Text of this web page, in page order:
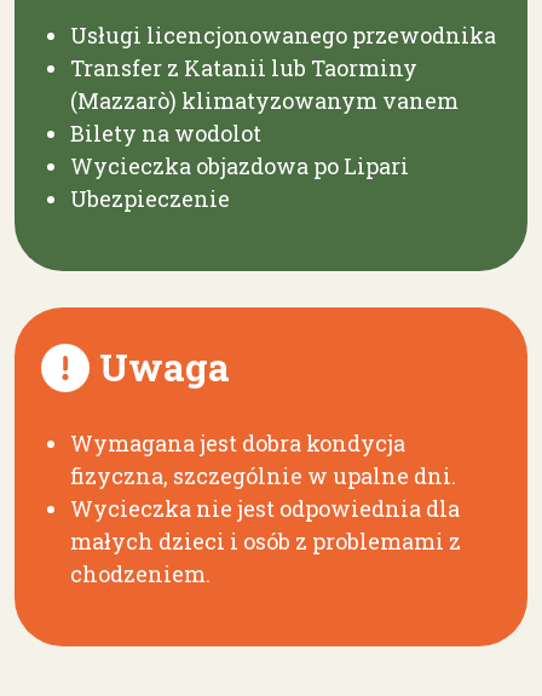
Usługi licencjonowanego przewodnika
Transfer z Katanii lub Taorminy
(Mazzarò) klimatyzowanym vanem
Bilety na wodolot
Wycieczka objazdowa po Lipari
Ubezpieczenie
Uwaga
Wymagana jest dobra kondycja
fizyczna, szczególnie w upalne dni.
Wycieczka nie jest odpowiednia dla
małych dzieci i osób z problemami z
chodzeniem.